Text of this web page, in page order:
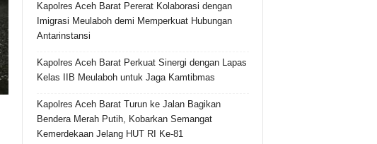
Kapolres Aceh Barat Pererat Kolaborasi dengan
Imigrasi Meulaboh demi Memperkuat Hubungan
Antarinstansi
Kapolres Aceh Barat Perkuat Sinergi dengan Lapas
Kelas IIB Meulaboh untuk Jaga Kamtibmas
Kapolres Aceh Barat Turun ke Jalan Bagikan
Bendera Merah Putih, Kobarkan Semangat
Kemerdekaan Jelang HUT RI Ke-81